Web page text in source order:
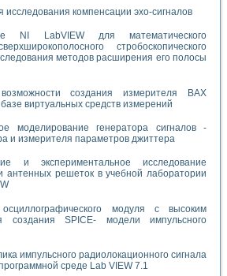
исследования компенсации эхо-сигналов
NI LabVIEW для математического
стробоскопического
методов расширения его полосы
создания измерителя ВАХ
виртуальных средств измерений
моделирование генератора сигналов -
и измерителя параметров джиттера
и экспериментальное исследование
антенных решеток в учебной лаборатории
модуля с высоким
создания SPICE- модели импульсного
импульсного радиолокационного сигнала
среде Lab VIEW 7.1